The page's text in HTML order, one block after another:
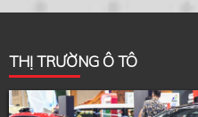
THỊ TRƯỜNG Ô TÔ